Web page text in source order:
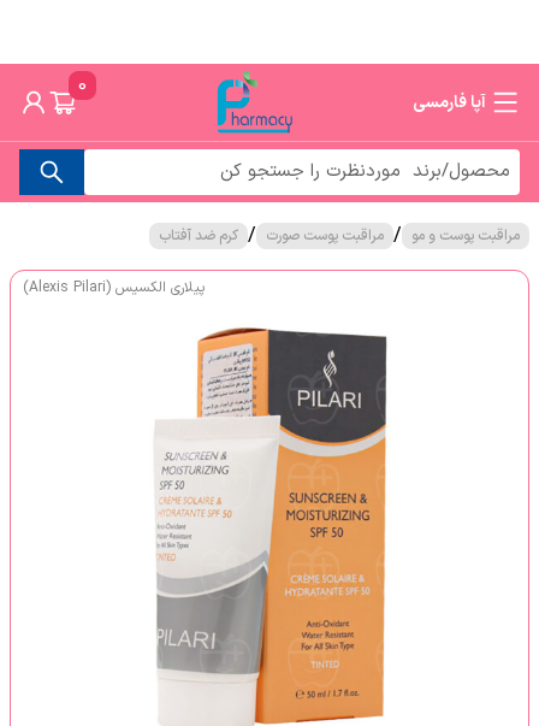
آپا فارمسی
0
مراقبت پوست و مو / مراقبت پوست صورت / کرم ضد آفتاب
پیلاری الکسیس (Alexis Pilari)